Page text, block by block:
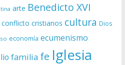
arte Benedicto XVI
conflicto cristianos cultura Dios
economía ecumenismo
familia fe Iglesia